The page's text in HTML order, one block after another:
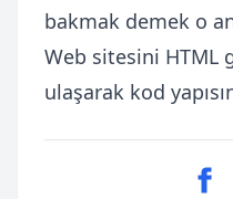
bakmak demek o
Web sitesini HTML
ulaşarak kod